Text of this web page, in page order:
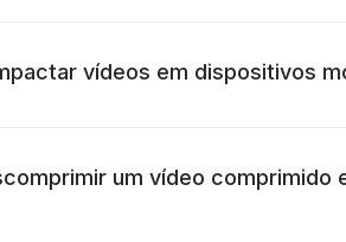
vídeos em dispositivos
um vídeo comprimido